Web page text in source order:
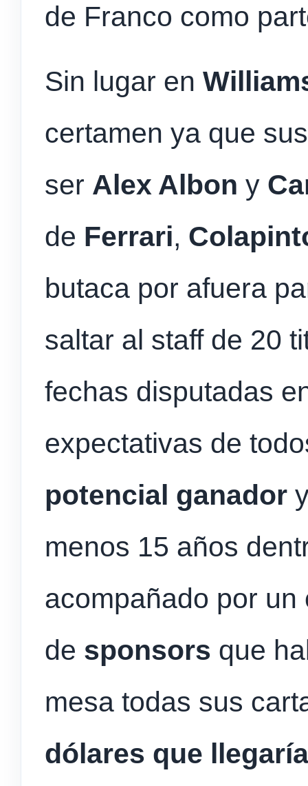
de Franco como
Sin lugar en
certamen ya que
ser Alex Albon y
de Ferrari,
butaca por afuera
saltar al staff de 20
fechas disputadas
expectativas de
potencial ganador
menos 15 años
acompañado por
de sponsors que
mesa todas sus
dólares que